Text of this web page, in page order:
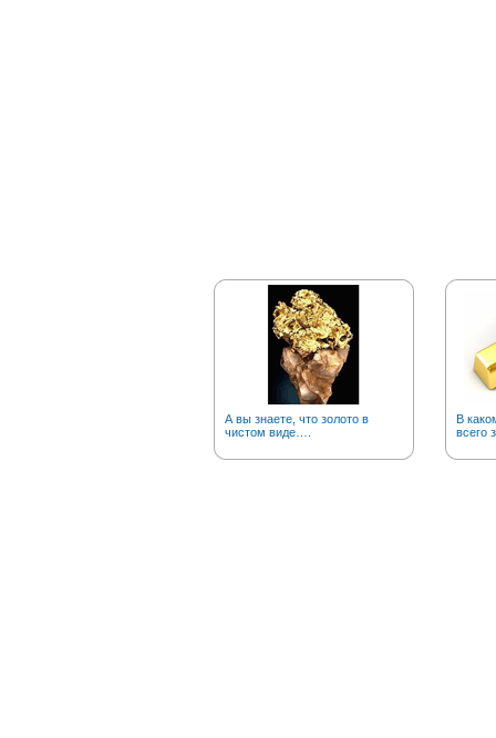
А вы знаете, что золото в
чистом виде….
В
всего